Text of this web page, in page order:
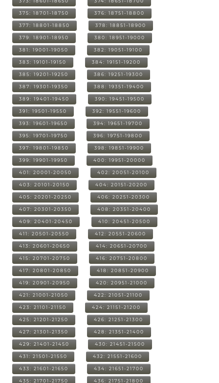
375: 18701-18750 376: 18751-18800
377: 18801-18850 378: 18851-18900
379: 18901-18950 380: 18951-19000
381: 19001-19050 382: 19051-19100
383: 19101-19150 384: 19151-19200
385: 19201-19250 386: 19251-19300
387: 19301-19350 388: 19351-19400
389: 19401-19450 390: 19451-19500
391: 19501-19550 392: 19551-19600
393: 19601-19650 394: 19651-19700
395: 19701-19750 396: 19751-19800
397: 19801-19850 398: 19851-19900
399: 19901-19950 400: 19951-20000
401: 20001-20050 402: 20051-20100
403: 20101-20150 404: 20151-20200
405: 20201-20250 406: 20251-20300
407: 20301-20350 408: 20351-20400
409: 20401-20450 410: 20451-20500
411: 20501-20550 412: 20551-20600
413: 20601-20650 414: 20651-20700
415: 20701-20750 416: 20751-20800
417: 20801-20850 418: 20851-20900
419: 20901-20950 420: 20951-21000
421: 21001-21050 422: 21051-21100
423: 21101-21150 424: 21151-21200
425: 21201-21250 426: 21251-21300
427: 21301-21350 428: 21351-21400
429: 21401-21450 430: 21451-21500
431: 21501-21550 432: 21551-21600
433: 21601-21650 434: 21651-21700
435: 21701-21750 436: 21751-21800